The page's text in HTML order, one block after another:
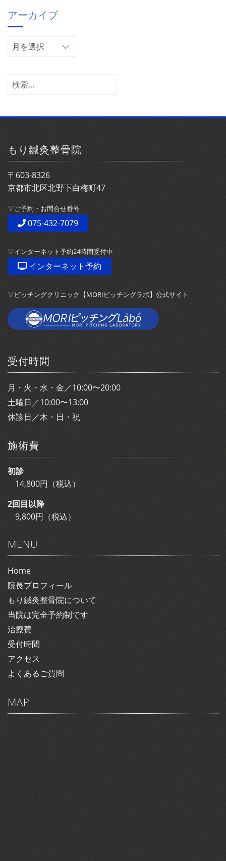
リ
ー
アーカイブ
ア
イ
検
もり鍼灸整骨院
〒603-8326
京都市北区北野下白梅町47
▽ご予約・お問合せ番号
075-432-7079
▽インターネット予約24時間受付中
インターネット予約
▽ピッチングクリニック【MORIピッチングラボ】公式サイト
受付時間
月・火・水・金／10:00〜20:00
土曜日／10:00〜13:00
休診日／木・日・祝
施術費
初診
14,800円（税込）
2回目以降
9,800円（税込）
MENU
Home
院長プロフィール
もり鍼灸整骨院について
当院は完全予約制です
治療費
受付時間
アクセス
よくあるご質問
MAP